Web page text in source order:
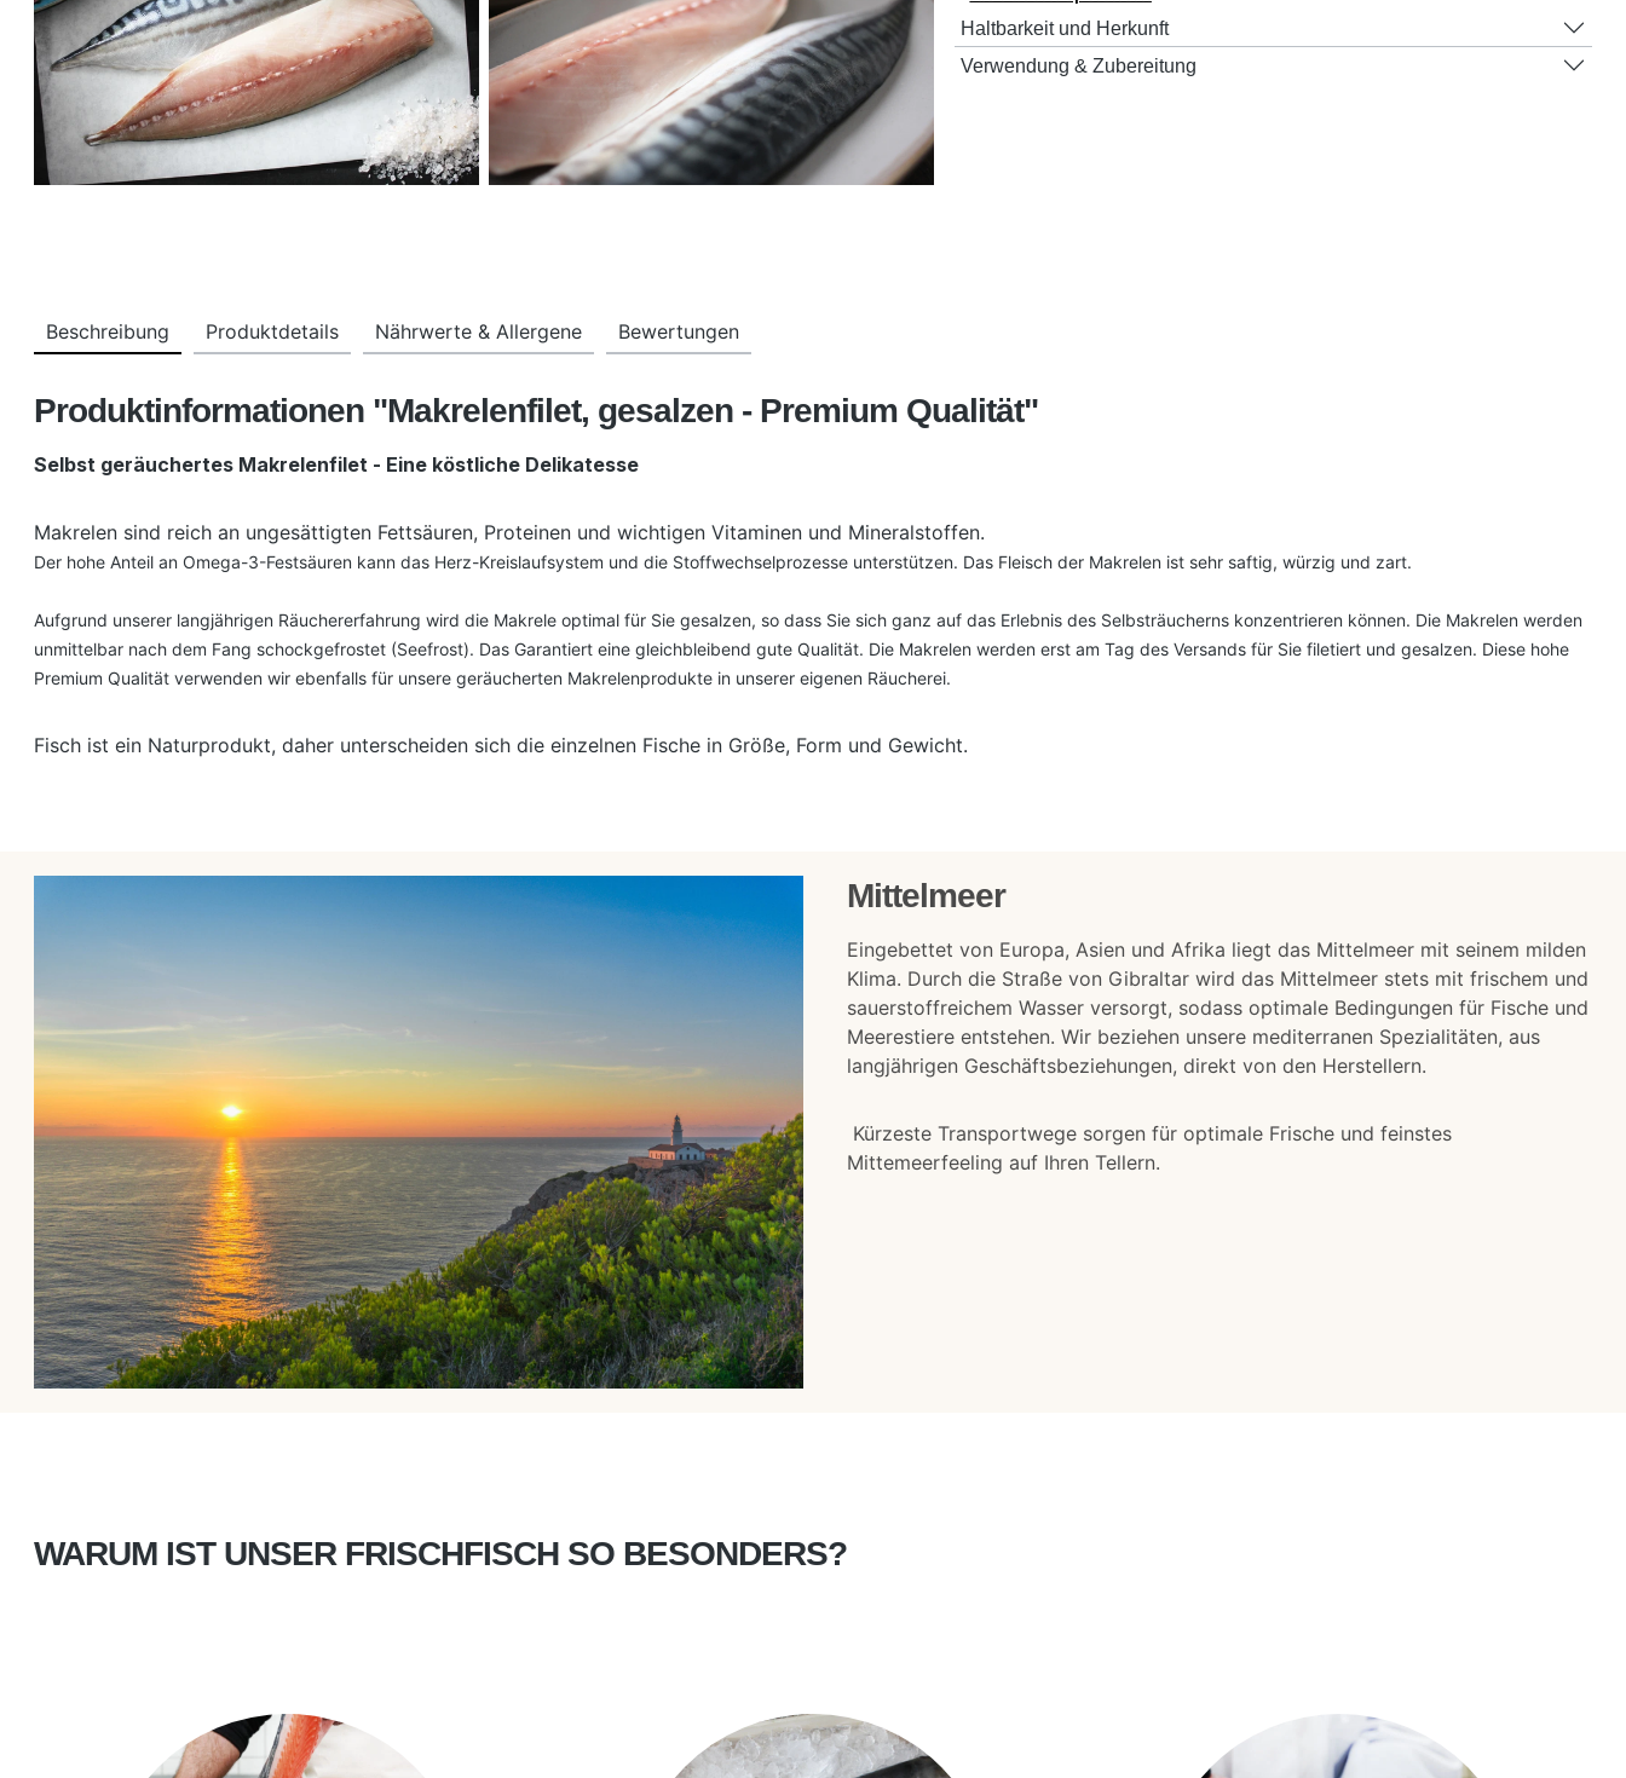
Haltbarkeit und Herkunft
Verwendung & Zubereitung
Beschreibung Produktdetails Nährwerte & Allergene Bewertungen
Produktinformationen "Makrelenfilet, gesalzen - Premium Qualität"
Selbst geräuchertes Makrelenfilet - Eine köstliche Delikatesse
Makrelen sind reich an ungesättigten Fettsäuren, Proteinen und wichtigen Vitaminen und Mineralstoffen.
Der hohe Anteil an Omega-3-Festsäuren kann das Herz-Kreislaufsystem und die Stoffwechselprozesse unterstützen. Das Fleisch der Makrelen ist sehr saftig, würzig und zart.
Aufgrund unserer langjährigen Räuchererfahrung wird die Makrele optimal für Sie gesalzen, so dass Sie sich ganz auf das Erlebnis des Selbsträucherns konzentrieren können. Die Makrelen werden
unmittelbar nach dem Fang schockgefrostet (Seefrost). Das Garantiert eine gleichbleibend gute Qualität. Die Makrelen werden erst am Tag des Versands für Sie filetiert und gesalzen. Diese hohe
Premium Qualität verwenden wir ebenfalls für unsere geräucherten Makrelenprodukte in unserer eigenen Räucherei.
Fisch ist ein Naturprodukt, daher unterscheiden sich die einzelnen Fische in Größe, Form und Gewicht.
Mittelmeer
Eingebettet von Europa, Asien und Afrika liegt das Mittelmeer mit seinem milden
Klima. Durch die Straße von Gibraltar wird das Mittelmeer stets mit frischem und
sauerstoffreichem Wasser versorgt, sodass optimale Bedingungen für Fische und
Meerestiere entstehen. Wir beziehen unsere mediterranen Spezialitäten, aus
langjährigen Geschäftsbeziehungen, direkt von den Herstellern.
Kürzeste Transportwege sorgen für optimale Frische und feinstes
Mittemeerfeeling auf Ihren Tellern.
WARUM IST UNSER FRISCHFISCH SO BESONDERS?